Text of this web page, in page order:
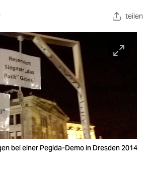
teilen
bei einer Pegida-Demo in Dresden 2014